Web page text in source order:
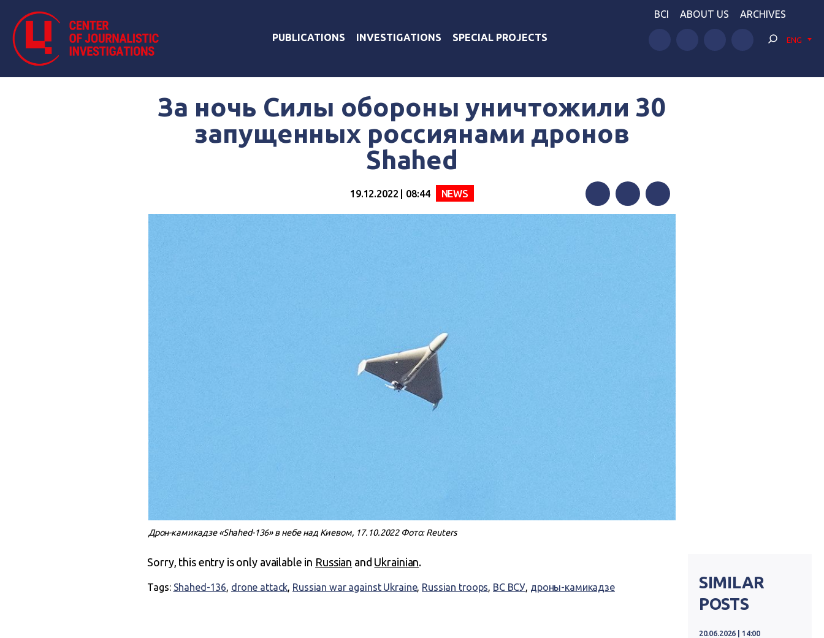
PUBLICATIONS INVESTIGATIONS SPECIAL PROJECTS
BCI ABOUT US ARCHIVES
ENG
За ночь Силы обороны уничтожили 30
запущенных россиянами дронов
Shahed
19.12.2022 | 08:44 NEWS
Дрон-камикадзе «Shahed-136» в небе над Киевом, 17.10.2022 Фото: Reuters
Sorry, this entry is only available in Russian and Ukrainian.
Tags: Shahed-136, drone attack, Russian war against Ukraine, Russian troops, ВС ВСУ, дроны-камикадзе
SIMILAR
POSTS
20.06.2026 | 14:00